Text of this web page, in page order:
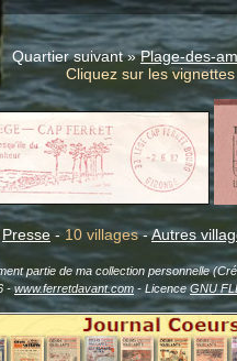
Quartier suivant »Plage-des-
Cliquez sur les
Presse- 10 villages-Autres
partie de ma collection personnelle
- www.ferretdavant.com- LicenceGNU